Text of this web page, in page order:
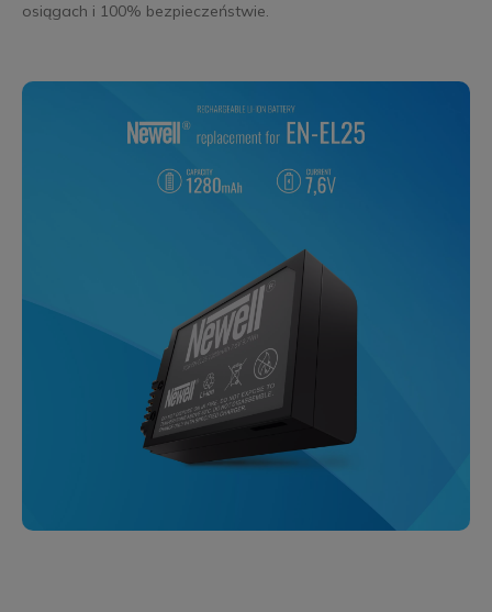
osiągach i 100% bezpieczeństwie.